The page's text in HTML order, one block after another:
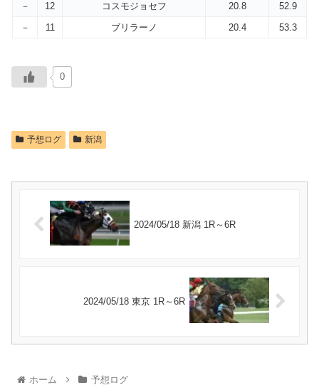
－
12 コスモジョセフ 20.8
52.9
－
11 ブリラーノ 20.4 53.3
0
予想ログ 新潟
2024/05/18 新潟 1R～6R
2024/05/18 東京 1R～6R
ホーム 予想ログ